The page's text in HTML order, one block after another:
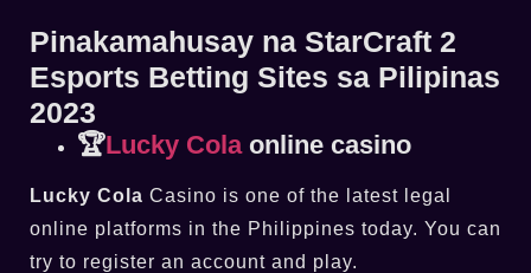
Pinakamahusay na StarCraft 2
Esports Betting Sites sa Pilipinas
2023
🏆Lucky Colaonline casino
Lucky Cola Casino is one of the latest legal
online platforms in the Philippines today. You can
try to register an account and play.